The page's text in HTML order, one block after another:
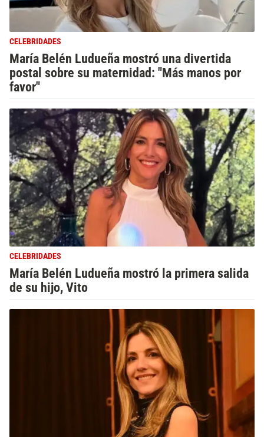
CELEBRIDADES
María Belén Ludueña mostró una divertida
postal sobre su maternidad: "Más manos por
favor"
CELEBRIDADES
María Belén Ludueña mostró la primera salida
de su hijo, Vito